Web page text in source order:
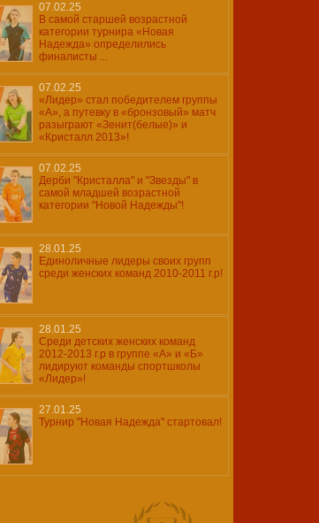
07.02.25
В самой старшей возрастной
категории турнира «Новая
Надежда» определились
финалисты ...
07.02.25
«Лидер» стал победителем группы
«А», а путевку в «бронзовый» матч
разыграют «Зенит(белые)» и
«Кристалл 2013»!
07.02.25
Дерби "Кристалла" и "Звезды" в
самой младшей возрастной
категории "Новой Надежды"!
28.01.25
Единоличные лидеры своих групп
среди женских команд 2010-2011 г.р!
28.01.25
Среди детских женских команд
2012-2013 г.р в группе «А» и «Б»
лидируют команды спортшколы
«Лидер»!
27.01.25
Турнир "Новая Надежда" стартовал!